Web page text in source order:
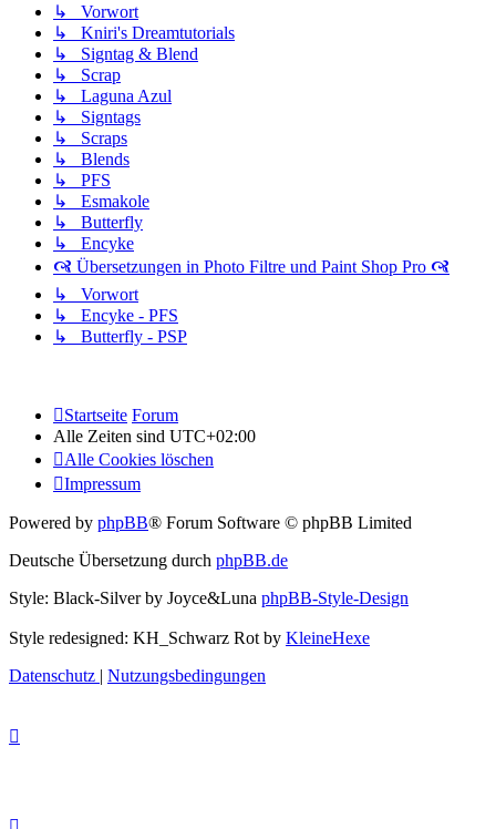
↳ Vorwort
↳ Kniri's Dreamtutorials
↳ Signtag & Blend
↳ Scrap
↳ Laguna Azul
↳ Signtags
↳ Scraps
↳ Blends
↳ PFS
↳ Esmakole
↳ Butterfly
↳ Encyke
🙧 Übersetzungen in Photo Filtre und Paint Shop Pro 🙧
↳ Vorwort
↳ Encyke - PFS
↳ Butterfly - PSP
Startseite Forum
Alle Zeiten sind UTC+02:00
Alle Cookies löschen
Impressum
Powered by phpBB® Forum Software © phpBB Limited
Deutsche Übersetzung durch phpBB.de
Style: Black-Silver by Joyce&Luna phpBB-Style-Design
Style redesigned: KH_Schwarz Rot by KleineHexe
Datenschutz | Nutzungsbedingungen